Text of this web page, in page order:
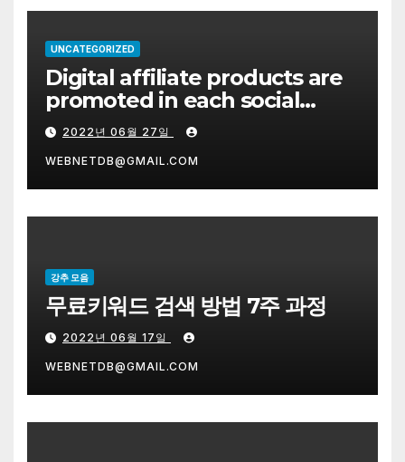
UNCATEGORIZED
Digital affiliate products are
promoted in each social
network system on the right.
2022년 06월 27일
WEBNETDB@GMAIL.COM
강추 모음
무료키워드 검색 방법 7주 과정
2022년 06월 17일
WEBNETDB@GMAIL.COM